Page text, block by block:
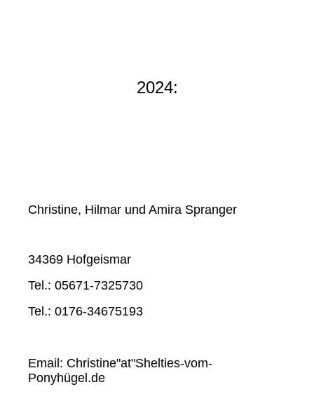
2024:
Christine, Hilmar und Amira Spranger
34369 Hofgeismar
Tel.: 05671-7325730
Tel.: 0176-34675193
Email: Christine"at"Shelties-vom-
Ponyhügel.de